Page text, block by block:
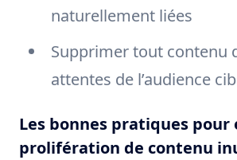
naturellement liées
Supprimer tout contenu
attentes de l’audience
Les bonnes pratiques pour
prolifération de contenu